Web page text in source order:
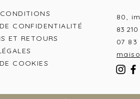
CONFIDENTIALITÉ
ET RETOURS
COOKIES
80,
83 210
07 83